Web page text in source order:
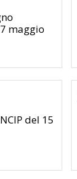
maggio
del 15